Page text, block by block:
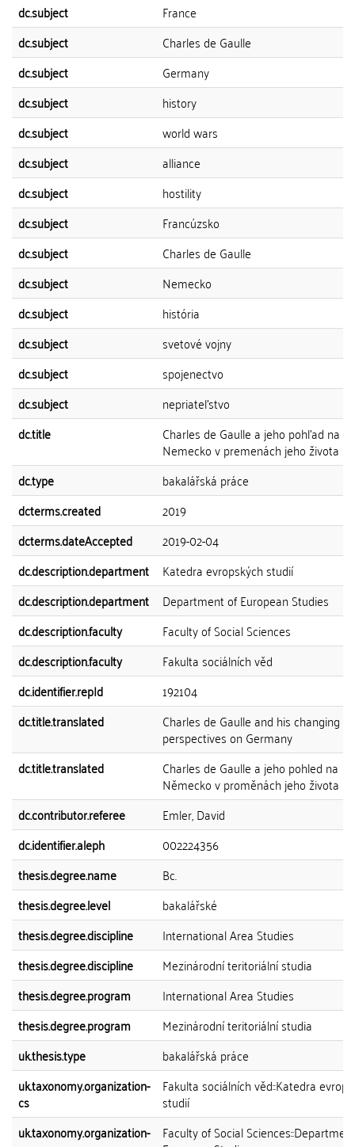
dc.subject
France
dc.subject
Charles de Gaulle
dc.subject
Germany
dc.subject
history
dc.subject
world wars
dc.subject
alliance
dc.subject
hostility
dc.subject
Francúzsko
dc.subject
Charles de Gaulle
dc.subject
Nemecko
dc.subject
história
dc.subject
svetové vojny
dc.subject
spojenectvo
dc.subject
nepriateľstvo
dc.title
Charles de Gaulle a jeho pohľad na
Nemecko v premenách jeho života
dc.type
bakalářská práce
dcterms.created
2019
dcterms.dateAccepted
2019-02-04
dc.description.department
Katedra evropských studií
dc.description.department
Department of European Studies
dc.description.faculty
Faculty of Social Sciences
dc.description.faculty
Fakulta sociálních věd
dc.identifier.repId
192104
dc.title.translated
Charles de Gaulle and his changing
perspectives on Germany
dc.title.translated
Charles de Gaulle a jeho pohled na
Německo v proměnách jeho života
dc.contributor.referee
Emler, David
dc.identifier.aleph
002224356
thesis.degree.name
Bc.
thesis.degree.level
bakalářské
thesis.degree.discipline
International Area Studies
thesis.degree.discipline
Mezinárodní teritoriální studia
thesis.degree.program
International Area Studies
thesis.degree.program
Mezinárodní teritoriální studia
uk.thesis.type
bakalářská práce
uk.taxonomy.organization-
cs
Fakulta sociálních věd::Katedra
studií
uk.taxonomy.organization-
Faculty of Social